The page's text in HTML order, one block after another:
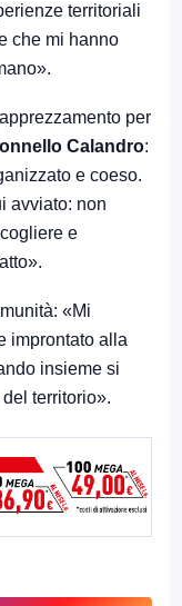
territoriali
che mi hanno
per
Calandro:
e coeso.
avviato: non
e
«Mi
improntato alla
insieme si
territorio».